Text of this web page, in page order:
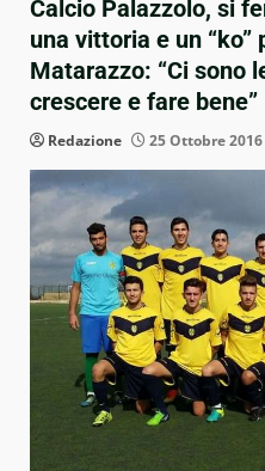
Calcio Palazzolo, si
una vittoria e un “ko”
Matarazzo: “Ci sono
crescere e fare bene”
Redazione 25 Ottobre 2016